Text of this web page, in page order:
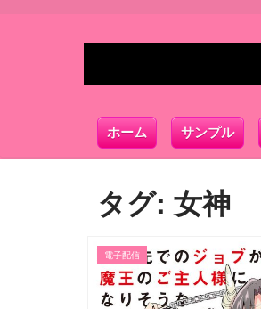
ホーム サンプル
タグ: 女神
電子配信